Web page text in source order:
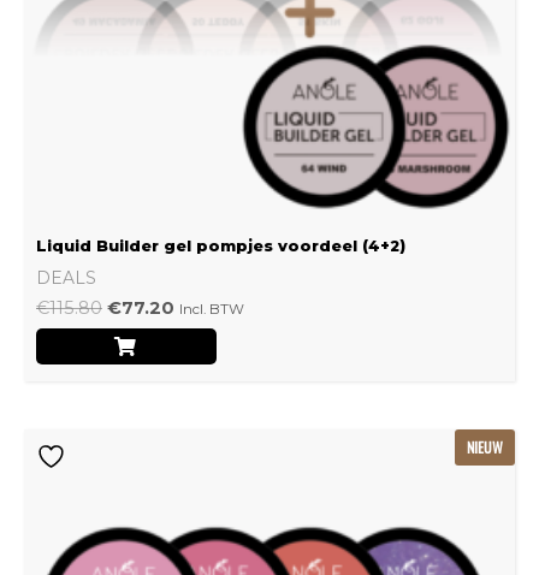
Liquid Builder gel pompjes voordeel (4+2)
DEALS
€115.80 €77.20 Incl. BTW
NIEUW